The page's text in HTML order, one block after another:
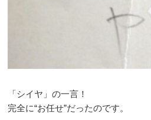
「シイヤ」の一言！
完全に“お任せ”だったのです。